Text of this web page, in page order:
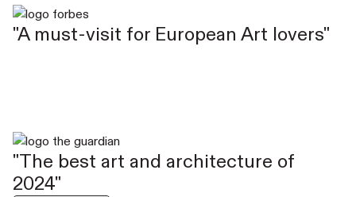
"A must-visit for European Art lovers"
"The best art and architecture of
2024"